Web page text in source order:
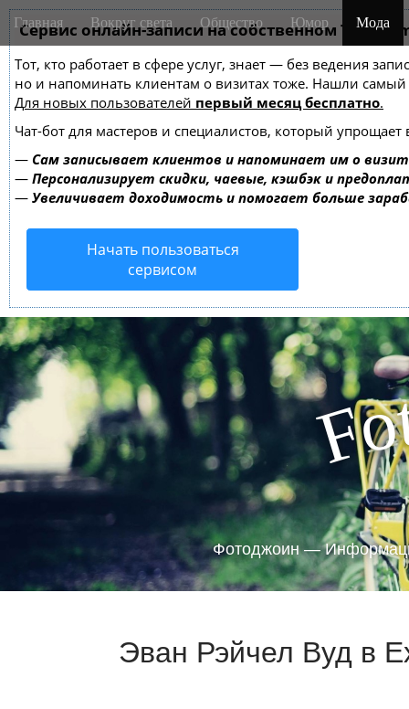
Сервис онлайн-записи на собственном
Тот, кто работает в сфере услуг, знает — без ведения
но и напоминать клиентам о визитах тоже. Нашли
Для новых пользователей первый месяц бесплатно.
Чат-бот для мастеров и специалистов, который упрощает
— Сам записывает клиентов и напоминает им о
— Персонализирует скидки, чаевые, кэшбэк и
— Увеличивает доходимость и помогает больше
Начать пользоваться
сервисом
M
a
n
m
e
n
u
i
Главная Вокруг света Общество Юмор Мода
Fo
Фотоджоин —
Эван Рэйчел Вуд в